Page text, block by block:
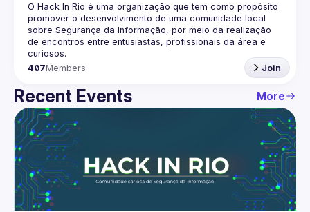
O Hack In Rio é uma organização que tem como propósito
promover o desenvolvimento de uma comunidade local
sobre Segurança da Informação, por meio da realização
de encontros entre entusiastas, profissionais da área e
407Members Join
Recent Events More